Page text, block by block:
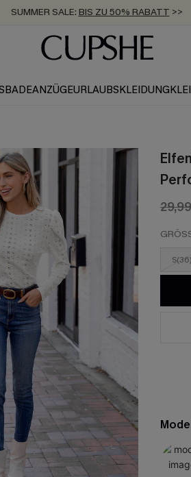
SUMMER SALE: BIS ZU 50% RABATT >>
NEWSLETTER:BIS ZU -20% EXTRA
KOSTENLOSER VERSAND AB 89 €
BADEANZÜGEURLAUBSKLEIDUNG
S(36)